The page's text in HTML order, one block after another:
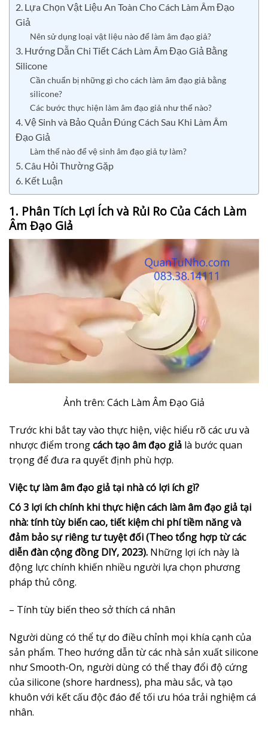
2. Lựa Chọn Vật Liệu An Toàn Cho Cách Làm Âm Đạo
Giả
Nên sử dụng loại vật liệu nào để làm âm đạo giả?
3. Hướng Dẫn Chi Tiết Cách Làm Âm Đạo Giả Bằng
Silicone
Cần chuẩn bị những gì cho cách làm âm đạo giả bằng
silicone?
Các bước thực hiện làm âm đạo giả như thế nào?
4. Vệ Sinh và Bảo Quản Đúng Cách Sau Khi Làm Âm
Đạo Giả
Làm thế nào để vệ sinh âm đạo giả tự làm?
5. Câu Hỏi Thường Gặp
6. Kết Luận
1. Phân Tích Lợi Ích và Rủi Ro Của Cách Làm
Âm Đạo Giả
Ảnh trên: Cách Làm Âm Đạo Giả
Trước khi bắt tay vào thực hiện, việc hiểu rõ các ưu và
nhược điểm trongcách tạo âm đạo giả là bước quan
trọng để đưa ra quyết định phù hợp.
Việc tự làm âm đạo giả tại nhà có lợi ích gì?
Có 3 lợi ích chính khi thực hiện cách làm âm đạo giả tại
nhà: tính tùy biến cao, tiết kiệm chi phí tiềm năng và
đảm bảo sự riêng tư tuyệt đối (Theo tổng hợp từ các
diễn đàn cộng đồng DIY, 2023). Những lợi ích này là
động lực chính khiến nhiều người lựa chọn phương
pháp thủ công.
– Tính tùy biến theo sở thích cá nhân
Người dùng có thể tự do điều chỉnh mọi khía cạnh của
sản phẩm. Theo hướng dẫn từ các nhà sản xuất silicone
như Smooth-On, người dùng có thể thay đổi độ cứng
của silicone (shore hardness), pha màu sắc, và tạo
khuôn với kết cấu độc đáo để tối ưu hóa trải nghiệm cá
nhân.